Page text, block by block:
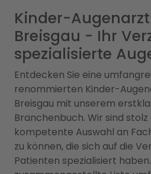
Kinder-
Breisgau - Ihr
spezialisierte
Entdecken Sie eine
renommierten Kinder-
Breisgau mit unserem
Branchenbuch. Wir sind
kompetente Auswahl an
zu können, die sich auf die
Patienten spezialisiert